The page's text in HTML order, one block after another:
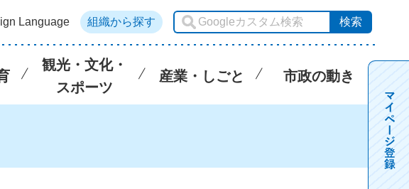
Language 組織から探す
観光・文化・
スポーツ
産業・しごと 市政の動き